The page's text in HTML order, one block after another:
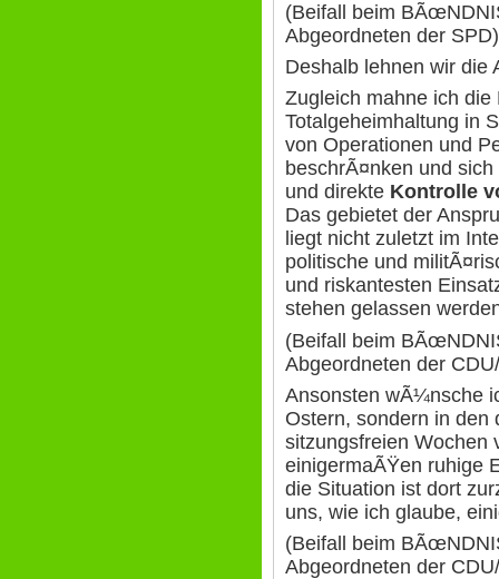
(Beifall beim
Abgeordneten der SPD)
Deshalb lehnen wir die
Zugleich mahne ich
Totalgeheimhaltung in
von Operationen und
beschrÃ¤nken und
und direkte Kontrolle
Das gebietet der
liegt nicht zuletzt im
politische und
und riskantesten
stehen gelassen
(Beifall beim
Abgeordneten der
Ansonsten wÃ¼nsche
Ostern, sondern in den
sitzungsfreien Wochen
einigermaÃŸen ruhige
die Situation ist dort
uns, wie ich glaube,
(Beifall beim
Abgeordneten der